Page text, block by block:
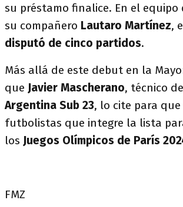
su préstamo finalice. En el
su compañero Lautaro Martínez,
disputó de cinco partidos.
Más allá de este debut en la
que Javier Mascherano, técnico
Argentina Sub 23, lo cite para
futbolistas que integre la lista
los Juegos Olímpicos de París
FMZ